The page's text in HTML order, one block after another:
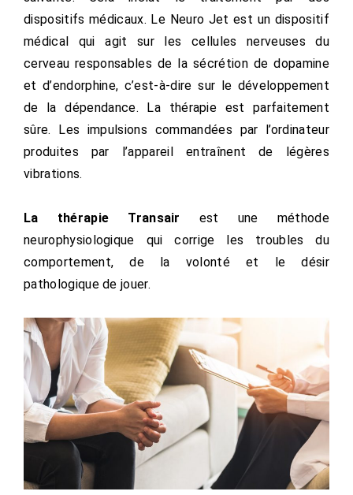
dispositifs médicaux. Le Neuro Jet est un dispositif
médical qui agit sur les cellules nerveuses du
cerveau responsables de la sécrétion de dopamine
et d’endorphine, c’est-à-dire sur le développement
de la dépendance. La thérapie est parfaitement
sûre. Les impulsions commandées par l’ordinateur
produites par l’appareil entraînent de légères
vibrations.
La thérapie Transair est une méthode
neurophysiologique qui corrige les troubles du
comportement, de la volonté et le désir
pathologique de jouer.